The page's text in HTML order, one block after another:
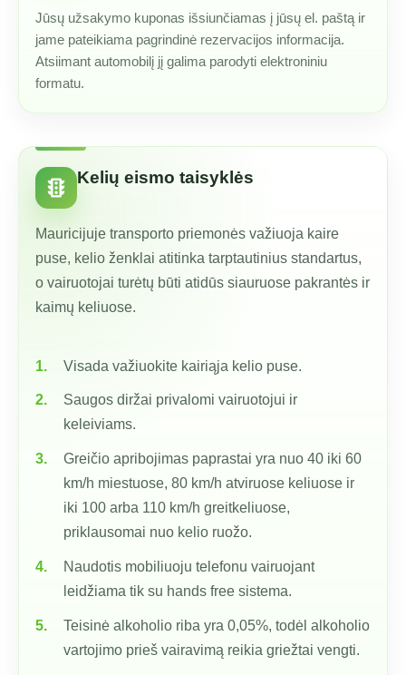
Jūsų užsakymo kuponas išsiunčiamas į jūsų el. paštą ir
jame pateikiama pagrindinė rezervacijos informacija.
Atsiimant automobilį jį galima parodyti elektroniniu
formatu.
traffic Kelių eismo taisyklės
Mauricijuje transporto priemonės važiuoja kaire
puse, kelio ženklai atitinka tarptautinius standartus,
o vairuotojai turėtų būti atidūs siauruose pakrantės ir
kaimų keliuose.
Visada važiuokite kairiąja kelio puse.
Saugos diržai privalomi vairuotojui ir
keleiviams.
Greičio apribojimas paprastai yra nuo 40 iki 60
km/h miestuose, 80 km/h atviruose keliuose ir
iki 100 arba 110 km/h greitkeliuose,
priklausomai nuo kelio ruožo.
Naudotis mobiliuoju telefonu vairuojant
leidžiama tik su hands free sistema.
Teisinė alkoholio riba yra 0,05%, todėl alkoholio
vartojimo prieš vairavimą reikia griežtai vengti.